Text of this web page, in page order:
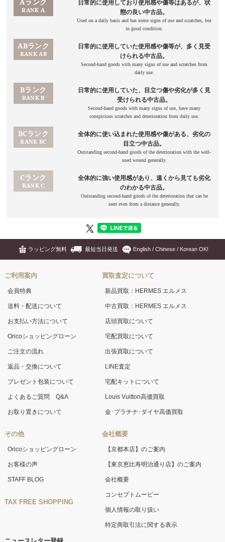
ラッピング無料 最短当日発送 English / Chinese / Korean OK!
ご利用案内
会員特典
送料・配送について
お支払い方法について
Oricoショッピングローン
ご注文の流れ
返品・交換について
プレゼント包装について
よくあるご質問 Q&A
お取り置きについて
その他
Oricoショッピングローン
お客様の声
STAFF BLOG
TAX FREE SHOPPING
買取査定について
新品買取：HERMES エルメス
中古買取：HERMES エルメス
店頭買取について
宅配買取について
出張買取について
LINE査定
宅配キットについて
Louis Vuitton高価買取
金･プラチナ･ダイヤ高価買取
会社概要
【京都本店】のご案内
【東京恵比寿明治通り店】のご案内
会社概要
コンセプトムービー
個人情報の取り扱い
特定商取引法に関する表示